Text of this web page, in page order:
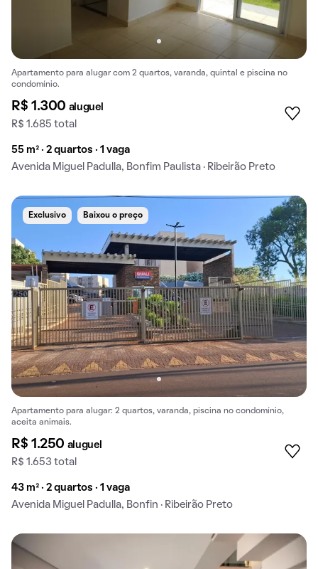
Apartamento para alugar com 2 quartos, varanda, quintal e piscina no
condomínio.
R$ 1.300 aluguel
R$ 1.685 total
55 m² · 2 quartos · 1 vaga
Avenida Miguel Padulla, Bonfim Paulista · Ribeirão Preto
Exclusivo Baixou o preço
Apartamento para alugar: 2 quartos, varanda, piscina no condomínio,
aceita animais.
R$ 1.250 aluguel
R$ 1.653 total
43 m² · 2 quartos · 1 vaga
Avenida Miguel Padulla, Bonfin · Ribeirão Preto